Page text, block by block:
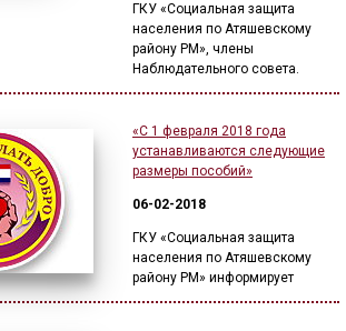
ГКУ «Социальная защита
населения по Атяшевскому
району РМ», члены
Наблюдательного совета.
«С 1 февраля 2018 года
устанавливаются следующие
размеры пособий»
06-02-2018
ГКУ «Социальная защита
населения по Атяшевскому
району РМ» информирует